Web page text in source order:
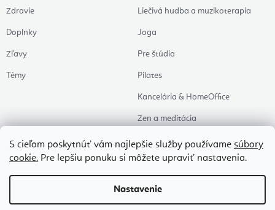
S cieľom poskytnúť vám najlepšie služby používame súbory
cookie. Pre lepšiu ponuku si môžete upraviť nastavenia.
Nastavenie
Zdravie
Doplnky
Zľavy
Témy
Liečivá hudba a muzikoterapia
Joga
Pre štúdia
Pilates
Kancelária & HomeOffice
Zen a meditácia
Aromaterapia
Zdravý spánok
Naše obľúbené
Copyright 2026Flexity. Všetky práva vyhradené.Upraviť nastavenie cookies